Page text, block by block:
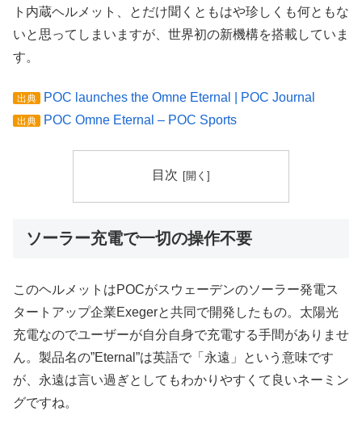
ト内蔵ヘルメット、とだけ聞くともはや珍しくも何ともな
いと思ってしまいますが、世界初の新機構を搭載していま
す。
出典 POC launches the Omne Eternal | POC Journal
出典 POC Omne Eternal – POC Sports
目次
ソーラー充電で一切の操作不要
このヘルメットはPOCがスウェーデンのソーラー発電ス
タートアップ企業Exegerと共同で開発したもの。太陽光
充電なのでユーザーが自分自身で充電する手間がありませ
ん。製品名の”Eternal”は英語で「永遠」という意味です
が、永遠は言い過ぎとしてもわかりやすくて良いネーミン
グですね。